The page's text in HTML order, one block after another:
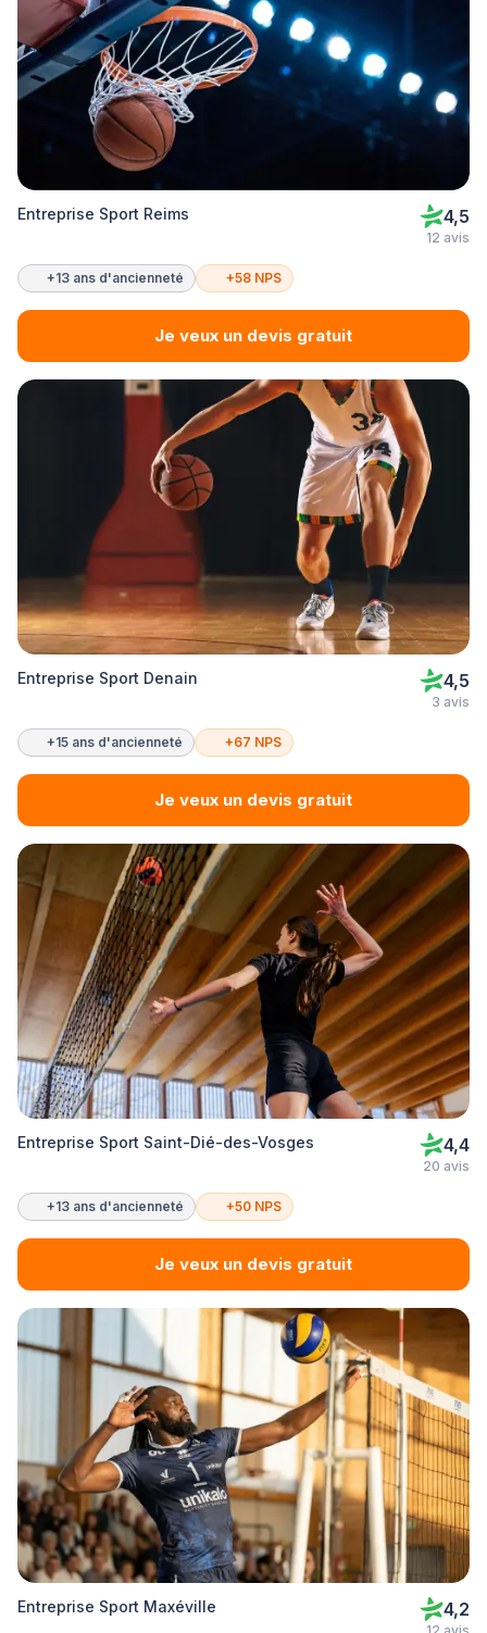
Entreprise Sport Reims 4,5
12 avis
+13 ans d'ancienneté +58 NPS
Je veux un devis gratuit
Entreprise Sport Denain 4,5
3 avis
+15 ans d'ancienneté +67 NPS
Je veux un devis gratuit
Entreprise Sport Saint-Dié-des-Vosges 4,4
20 avis
+13 ans d'ancienneté +50 NPS
Je veux un devis gratuit
Entreprise Sport Maxéville 4,2